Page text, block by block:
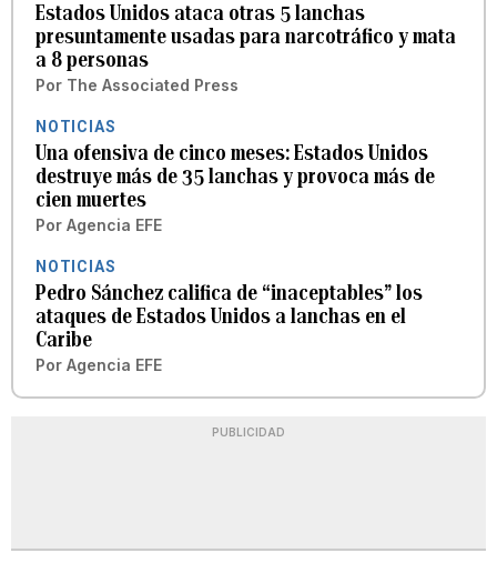
Estados Unidos ataca otras 5 lanchas
presuntamente usadas para narcotráfico y mata
a 8 personas
Por The Associated Press
NOTICIAS
Una ofensiva de cinco meses: Estados Unidos
destruye más de 35 lanchas y provoca más de
cien muertes
Por Agencia EFE
NOTICIAS
Pedro Sánchez califica de “inaceptables” los
ataques de Estados Unidos a lanchas en el
Caribe
Por Agencia EFE
PUBLICIDAD